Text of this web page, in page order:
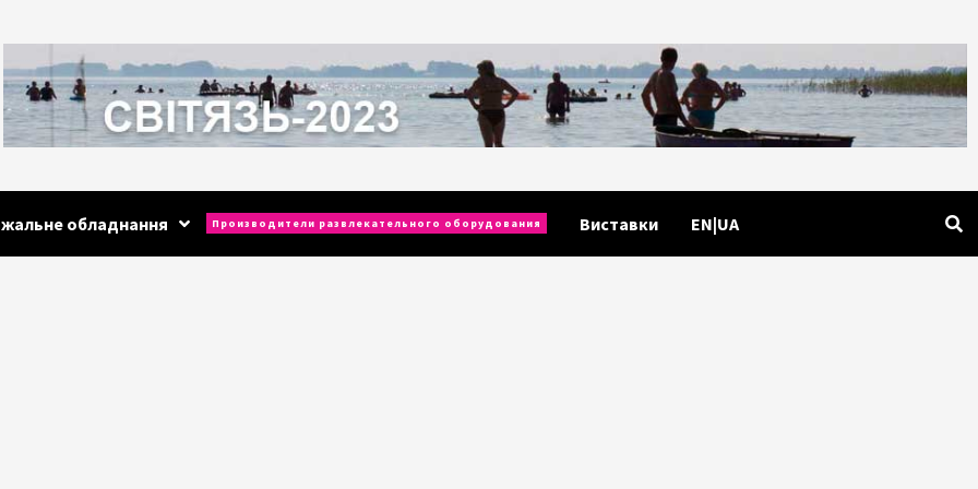
обладнання Производители развлекательного оборудования Виставки EN|UA